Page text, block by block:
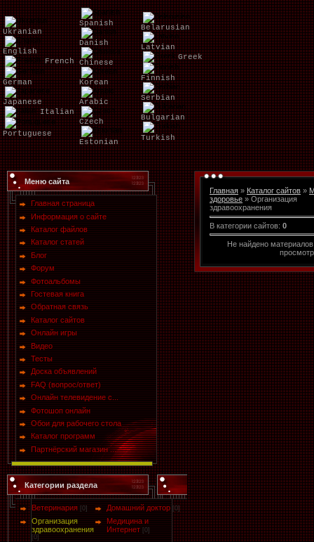
Ukranian
English
French
German
Japanese
Italian
Portuguese
Spanish
Danish
Chinese
Korean
Arabic
Czech
Estonian
Belarusian
Latvian
Greek
Finnish
Serbian
Bulgarian
Turkish
Меню сайта
Главная страница
Информация о сайте
Каталог файлов
Каталог статей
Блог
Форум
Фотоальбомы
Гостевая книга
Обратная связь
Каталог сайтов
Онлайн игры
Видео
Тесты
Доска объявлений
FAQ (вопрос/ответ)
Онлайн телевидение с...
Фотошоп онлайн
Обои для рабочего стола
Каталог программ
Партнёрский магазин ...
Категории раздела
Ветеринария [0] Домашний доктор [0]
Организация
здравоохранения
[0]
Медицина и
Интернет [0]
Главная » Каталог сайтов »
здоровье » Организация
здравоохранения
В категории сайтов: 0
Не найдено